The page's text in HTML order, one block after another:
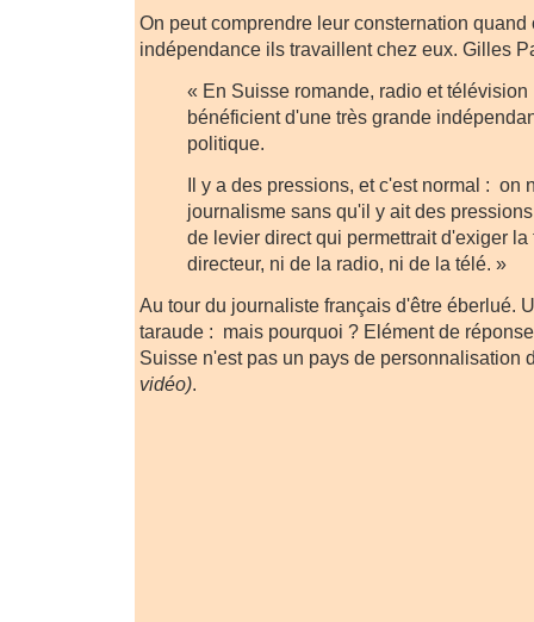
On peut comprendre leur consternation
indépendance ils travaillent chez eux. Gilles
« En Suisse romande, radio et
bénéficient d'une très grande
politique.
Il y a des pressions, et c'est normal : on
journalisme sans qu'il y ait des
de levier direct qui permettrait d'exiger la
directeur, ni de la radio, ni de la télé. »
Au tour du journaliste français d'être éberlué.
taraude : mais pourquoi ? Elément de
Suisse n'est pas un pays de personnalisation
vidéo).